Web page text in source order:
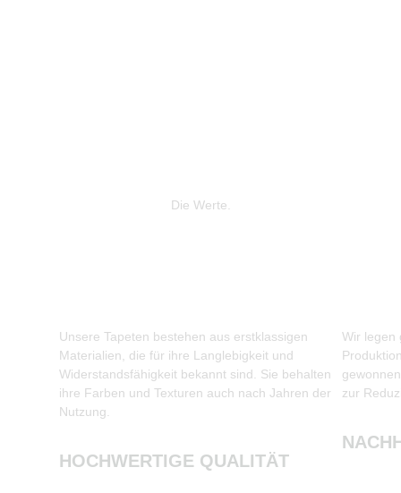
Die Werte.
Unsere Tapeten bestehen aus erstklassigen
Materialien, die für ihre Langlebigkeit und
Widerstandsfähigkeit bekannt sind. Sie behalten
ihre Farben und Texturen auch nach Jahren der
Nutzung.
HOCHWERTIGE QUALITÄT
Wir legen
zur